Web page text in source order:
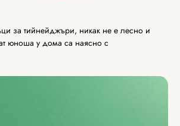
за тийнейджъри, никак не е лесно и
юноша у дома са наясно с